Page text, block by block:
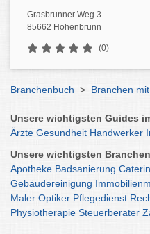
Grasbrunner Weg 3
85662 Hohenbrunn
(0)
Branchenbuch > Branchen
Unsere wichtigsten Guides
Ärzte Gesundheit Handwerker
Unsere wichtigsten
Apotheke Badsanierung
Gebäudereinigung
Maler Optiker Pflegedienst
Physiotherapie Steuerberater